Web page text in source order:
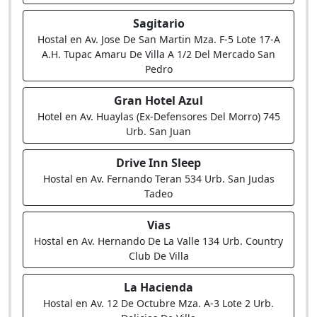
Sagitario
Hostal en Av. Jose De San Martin Mza. F-5 Lote 17-A
A.H. Tupac Amaru De Villa A 1/2 Del Mercado San
Pedro
Gran Hotel Azul
Hotel en Av. Huaylas (Ex-Defensores Del Morro) 745
Urb. San Juan
Drive Inn Sleep
Hostal en Av. Fernando Teran 534 Urb. San Judas
Tadeo
Vias
Hostal en Av. Hernando De La Valle 134 Urb. Country
Club De Villa
La Hacienda
Hostal en Av. 12 De Octubre Mza. A-3 Lote 2 Urb.